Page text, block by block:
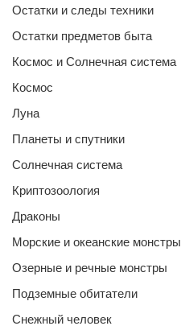
Остатки и следы техники
Остатки предметов быта
Космос и Солнечная система
Космос
Луна
Планеты и спутники
Солнечная система
Криптозоология
Драконы
Морские и океанские монстры
Озерные и речные монстры
Подземные обитатели
Снежный человек